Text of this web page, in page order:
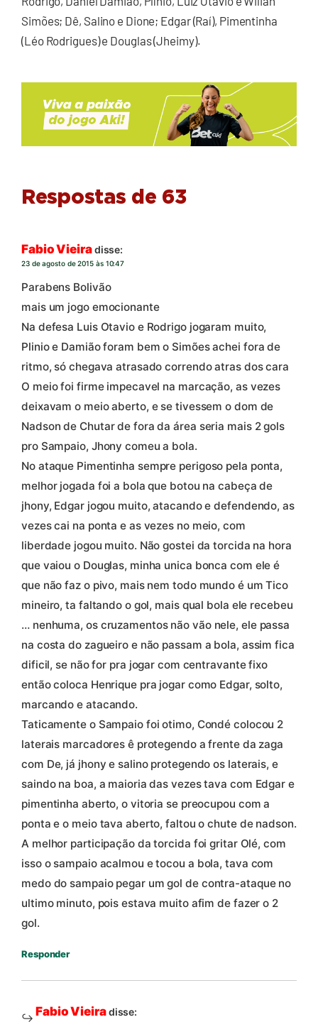
Simões; Dê, Salino e Dione; Edgar (Raí), Pimentinha
(Léo Rodrigues) e Douglas (Jheimy).
Respostas de 63
Fabio Vieiradisse:
23 de agosto de 2015 às 10:47
Parabens Bolivão
mais um jogo emocionante
Na defesa Luis Otavio e Rodrigo jogaram muito,
Plinio e Damião foram bem o Simões achei fora de
ritmo, só chegava atrasado correndo atras dos cara
O meio foi firme impecavel na marcação, as vezes
deixavam o meio aberto, e se tivessem o dom de
Nadson de Chutar de fora da área seria mais 2 gols
pro Sampaio, Jhony comeu a bola.
No ataque Pimentinha sempre perigoso pela ponta,
melhor jogada foi a bola que botou na cabeça de
jhony, Edgar jogou muito, atacando e defendendo, as
vezes cai na ponta e as vezes no meio, com
liberdade jogou muito. Não gostei da torcida na hora
que vaiou o Douglas, minha unica bonca com ele é
que não faz o pivo, mais nem todo mundo é um Tico
mineiro, ta faltando o gol, mais qual bola ele recebeu
… nenhuma, os cruzamentos não vão nele, ele passa
na costa do zagueiro e não passam a bola, assim fica
dificil, se não for pra jogar com centravante fixo
então coloca Henrique pra jogar como Edgar, solto,
marcando e atacando.
Taticamente o Sampaio foi otimo, Condé colocou 2
laterais marcadores ê protegendo a frente da zaga
com De, já jhony e salino protegendo os laterais, e
saindo na boa, a maioria das vezes tava com Edgar e
pimentinha aberto, o vitoria se preocupou com a
ponta e o meio tava aberto, faltou o chute de nadson.
A melhor participação da torcida foi gritar Olé, com
isso o sampaio acalmou e tocou a bola, tava com
medo do sampaio pegar um gol de contra-ataque no
ultimo minuto, pois estava muito afim de fazer o 2
gol.
Responder
Fabio Vieiradisse: